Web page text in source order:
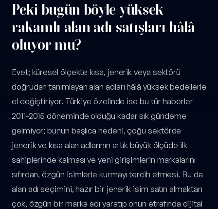
Peki bugün böyle yüksek
rakamlı alan adı satışları hâlâ
oluyor mu?
Evet; küresel ölçekte kısa, jenerik veya sektörü
doğrudan tanımlayan alan adları hâlâ yüksek bedellerle
el değiştiriyor. Türkiye özelinde ise bu tür haberler
2011-2015 döneminde olduğu kadar sık gündeme
gelmiyor; bunun başlıca nedeni, çoğu sektörde
jenerik ve kısa alan adlarının artık büyük ölçüde ilk
sahiplerinde kalması ve yeni girişimlerin markalarını
sıfırdan, özgün isimlerle kurmayı tercih etmesi. Bu da
alan adı seçimini, hazır bir jenerik isim satın almaktan
çok, özgün bir marka adı yaratıp onun etrafında dijital